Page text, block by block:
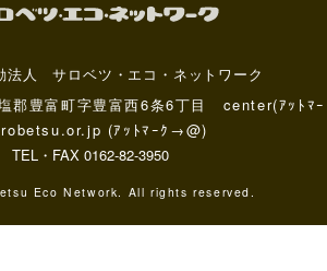
法人 サロベツ・エコ・ネットワーク
郡豊富町字豊富西6条6丁目 center(ｱｯﾄﾏｰ
(ｱｯﾄﾏｰｸ→@)
TEL・FAX 0162-82-3950
Eco Network. All rights reserved.